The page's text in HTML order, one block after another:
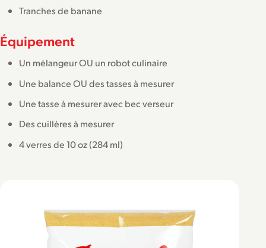
Tranches de banane
Équipement
Un mélangeur OU un robot culinaire
Une balance OU des tasses à mesurer
Une tasse à mesurer avec bec verseur
Des cuillères à mesurer
4 verres de 10 oz (284 ml)